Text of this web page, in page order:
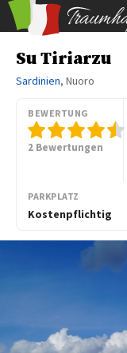
Su Tiriarzu
Sardinien, Nuoro
BEWERTUNG
2 Bewertungen
PARKPLATZ
Kostenpflichtig